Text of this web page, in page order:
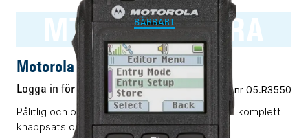
MTP3550 TETRA
BÄRBART
Motorola MTP3550 TETRA
Logga in för pris Vårt art.nr 05.R3550
Pålitlig och okomplicerad TETRA-terminal med komplett
knappsats och display.